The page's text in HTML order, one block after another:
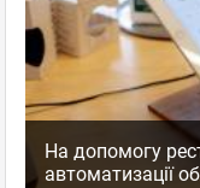
На допомогу
автоматизації